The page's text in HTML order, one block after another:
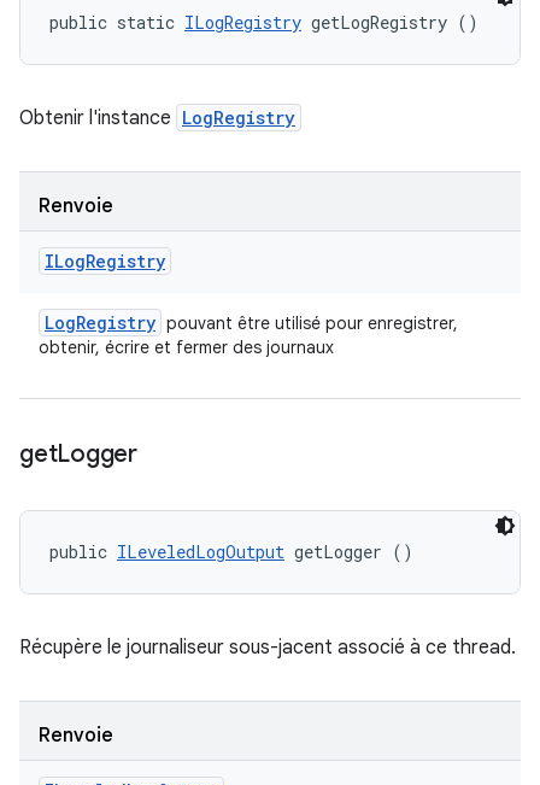
public static ILogRegistry getLogRegistry ()
Obtenir l'instance LogRegistry
Renvoie
ILogRegistry
LogRegistry pouvant être utilisé pour enregistrer,
obtenir, écrire et fermer des journaux
getLogger
public ILeveledLogOutput getLogger ()
Récupère le journaliseur sous-jacent associé à ce thread.
Renvoie